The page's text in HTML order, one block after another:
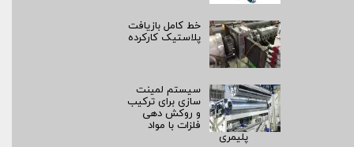
خط کامل بازیافت
پلاستیک کارکرده
سیستم لمینت‌
سازی برای ترکیب
و روکش‌ دهی
فلزات با مواد
پلیمری